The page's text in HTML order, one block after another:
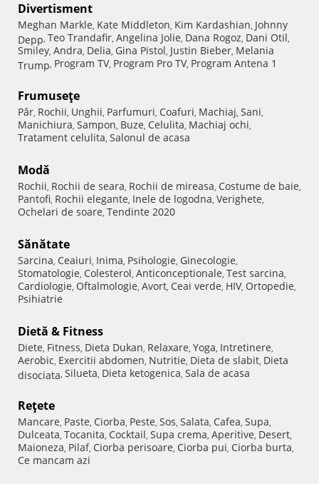
Divertisment
Meghan Markle, Kate Middleton, Kim Kardashian, Johnny
Depp, Teo Trandafir, Angelina Jolie, Dana Rogoz, Dani Otil,
Smiley, Andra, Delia, Gina Pistol, Justin Bieber, Melania
Trump, Program TV, Program Pro TV, Program Antena 1
Frumuseţe
Păr, Rochii, Unghii, Parfumuri, Coafuri, Machiaj, Sani,
Manichiura, Sampon, Buze, Celulita, Machiaj ochi,
Tratament celulita, Salonul de acasa
Modă
Rochii, Rochii de seara, Rochii de mireasa, Costume de baie,
Pantofi, Rochii elegante, Inele de logodna, Verighete,
Ochelari de soare, Tendinte 2020
Sănătate
Sarcina, Ceaiuri, Inima, Psihologie, Ginecologie,
Stomatologie, Colesterol, Anticonceptionale, Test sarcina,
Cardiologie, Oftalmologie, Avort, Ceai verde, HIV, Ortopedie,
Psihiatrie
Dietă & Fitness
Diete, Fitness, Dieta Dukan, Relaxare, Yoga, Intretinere,
Aerobic, Exercitii abdomen, Nutritie, Dieta de slabit, Dieta
disociata, Silueta, Dieta ketogenica, Sala de acasa
Reţete
Mancare, Paste, Ciorba, Peste, Sos, Salata, Cafea, Supa,
Dulceata, Tocanita, Cocktail, Supa crema, Aperitive, Desert,
Maioneza, Pilaf, Ciorba perisoare, Ciorba pui, Ciorba burta,
Ce mancam azi